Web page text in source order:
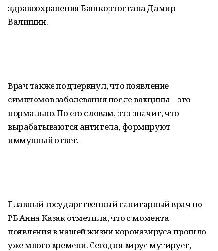
здравоохранения Башкортостана Дамир
Валишин.
Врач также подчеркнул, что появление
симптомов заболевания после вакцины – это
нормально. По его словам, это значит, что
вырабатываются антитела, формируют
иммунный ответ.
Главный государственный санитарный врач по
РБ Анна Казак отметила, что с момента
появления в нашей жизни коронавируса прошло
уже много времени. Сегодня вирус мутирует,